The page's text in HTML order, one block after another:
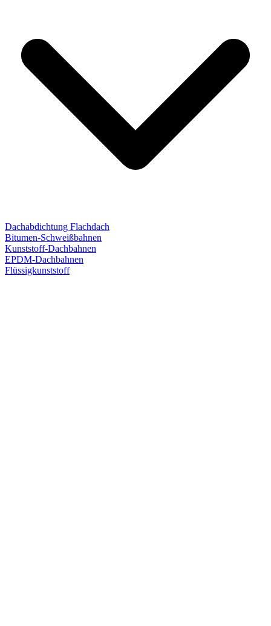
Dachabdichtung Flachdach
Bitumen-Schweißbahnen
Kunststoff-Dachbahnen
EPDM-Dachbahnen
Flüssigkunststoff